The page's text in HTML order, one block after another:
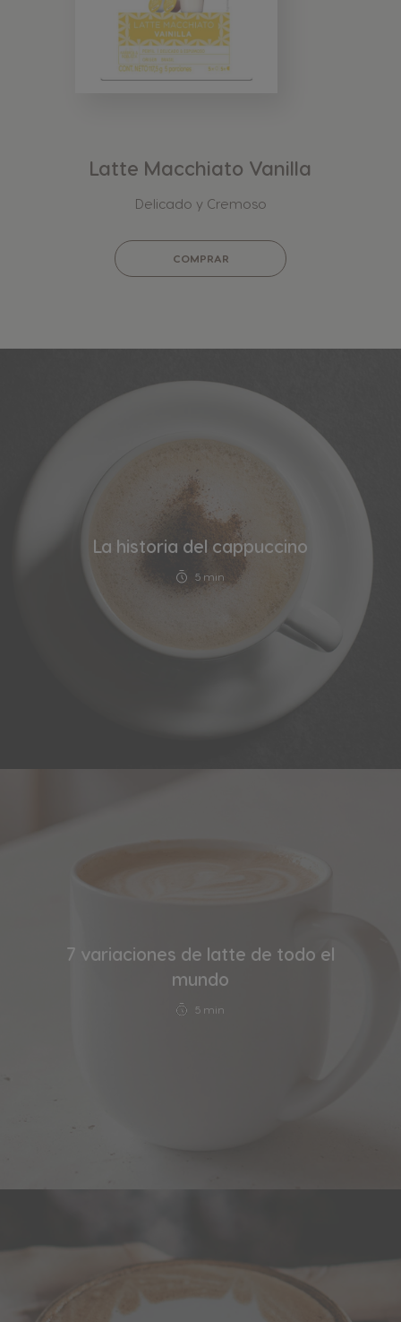
Latte Macchiato Vanilla
Delicado y Cremoso
COMPRAR
La historia del cappuccino
5 min
7 variaciones de latte de todo el
mundo
5 min